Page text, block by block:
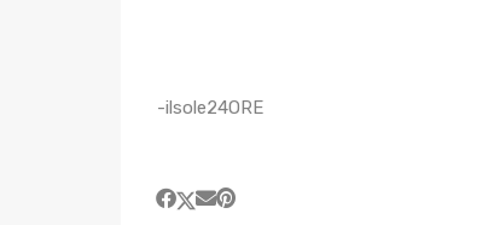
-ilsole24ORE